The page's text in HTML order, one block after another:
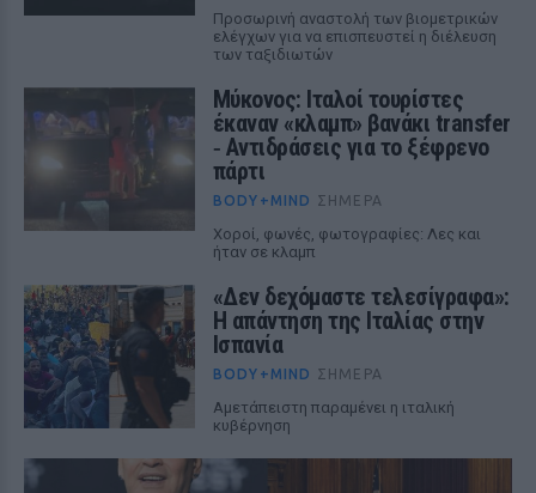
Προσωρινή αναστολή των βιομετρικών
ελέγχων για να επισπευστεί η διέλευση
των ταξιδιωτών
Μύκονος: Ιταλοί τουρίστες
έκαναν «κλαμπ» βανάκι transfer
‑ Αντιδράσεις για το ξέφρενο
πάρτι
BODY+MIND ΣΉΜΕΡΑ
Χοροί, φωνές, φωτογραφίες: Λες και
ήταν σε κλαμπ
«Δεν δεχόμαστε τελεσίγραφα»:
Η απάντηση της Ιταλίας στην
Ισπανία
BODY+MIND ΣΉΜΕΡΑ
Αμετάπειστη παραμένει η ιταλική
κυβέρνηση